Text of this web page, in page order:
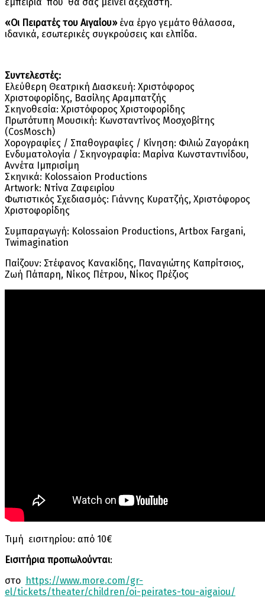
«Οι Πειρατές του Αιγαίου»ένα έργο γεμάτο θάλασσα,
ιδανικά, εσωτερικές συγκρούσεις και ελπίδα.
Συντελεστές:
Ελεύθερη Θεατρική Διασκευή: Χριστόφορος
Χριστοφορίδης, Βασίλης Αραμπατζής
Σκηνοθεσία: Χριστόφορος Χριστοφορίδης
Πρωτότυπη Μουσική: Κωνσταντίνος Μοσχοβίτης
(CosMosch)
Χορογραφίες / Σπαθογραφίες / Κίνηση: Φιλιώ Ζαγοράκη
Ενδυματολογία / Σκηνογραφία: Μαρίνα Κωνσταντινίδου,
Αννέτα Ιμπρισίμη
Σκηνικά: Kolossaion Productions
Artwork: Ντίνα Ζαφειρίου
Φωτιστικός Σχεδιασμός: Γιάννης Κυρατζής, Χριστόφορος
Χριστοφορίδης
Συμπαραγωγή: Kolossaion Productions, Artbox Fargani,
Twimagination
Παίζουν: Στέφανος Κανακίδης, Παναγιώτης Καπρίτσιος,
Ζωή Πάπαρη, Νίκος Πέτρου, Νίκος Πρέζιος
Τιμή εισιτηρίου: από 10€
Εισιτήρια προπωλούνται:
στο https://www.more.com/gr-
el/tickets/theater/children/oi-peirates-tou-aigaiou/